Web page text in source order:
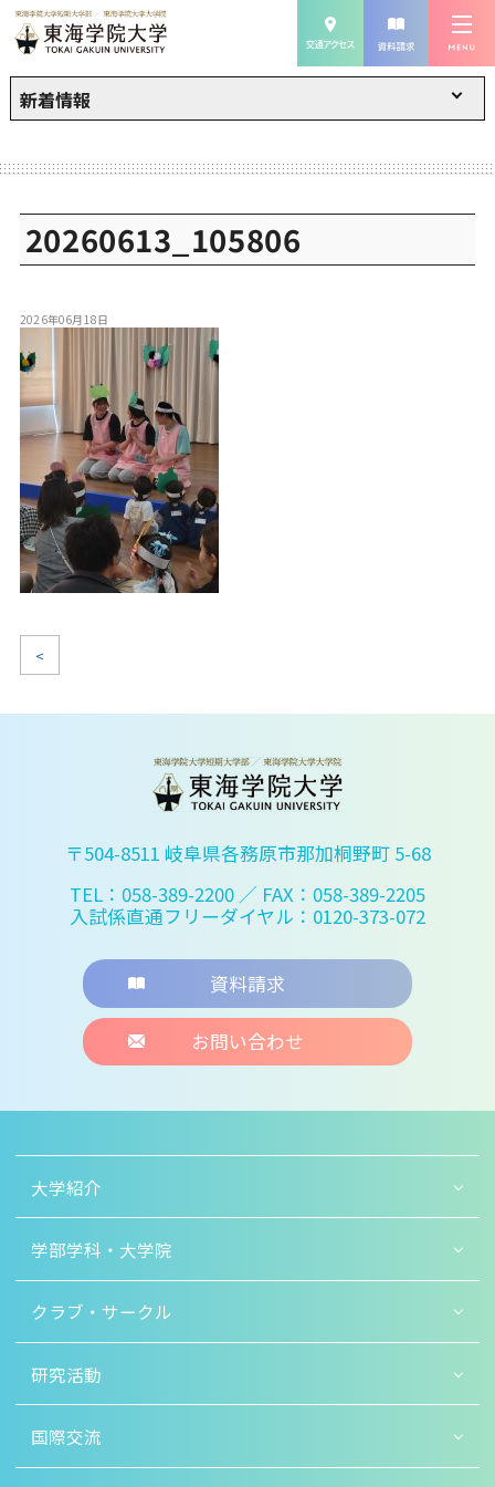
新着情報
20260613_105806
2026年06月18日
<
〒504-8511 岐阜県各務原市那加桐野町 5-68
TEL：058-389-2200 ／ FAX：058-389-2205
入試係直通フリーダイヤル：0120-373-072
資料請求
お問い合わせ
大学紹介
学部学科・大学院
クラブ・サークル
研究活動
国際交流